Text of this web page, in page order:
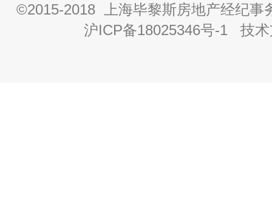
©2015-2018 上海毕黎斯房地产经纪事
沪ICP备18025346号-1 技术